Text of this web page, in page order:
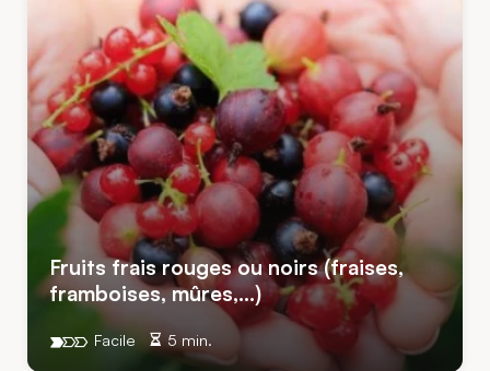
Fruits frais rouges ou noirs (fraises,
framboises, mûres,…)
5 min.
Facile